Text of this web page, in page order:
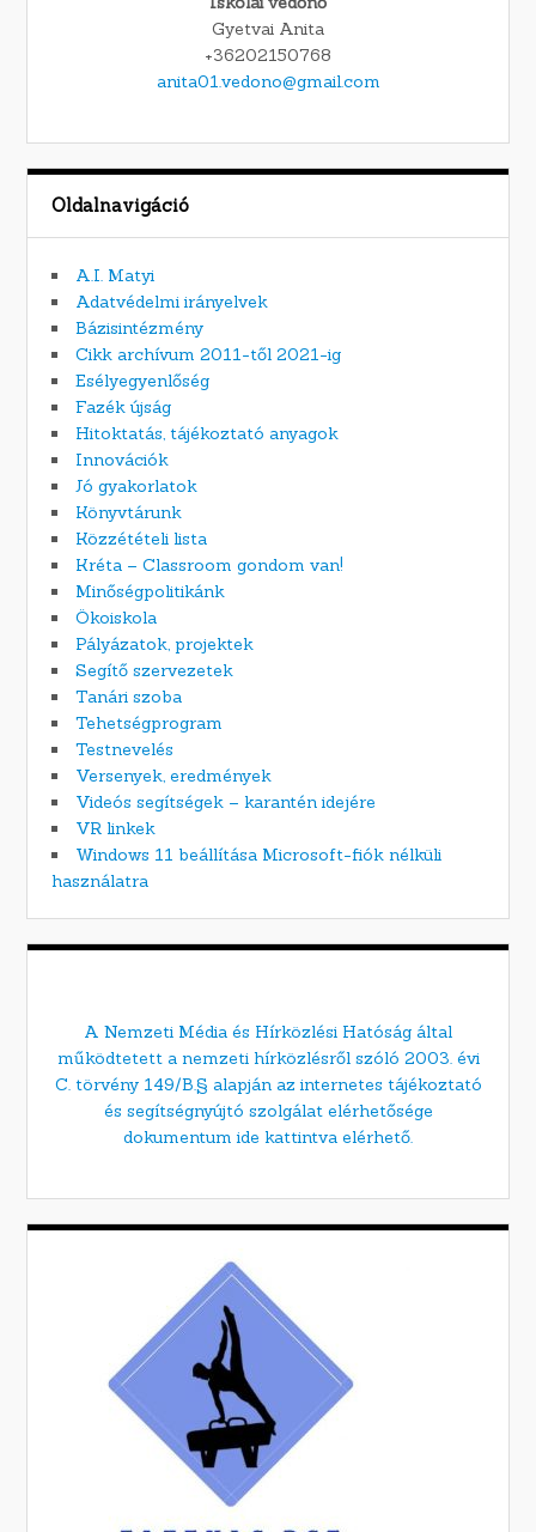
Gyetvai Anita
+36202150768
anita01.vedono@gmail.com
Oldalnavigáció
A.I. Matyi
Adatvédelmi irányelvek
Bázisintézmény
Cikk archívum 2011-től 2021-ig
Esélyegyenlőség
Fazék újság
Hitoktatás, tájékoztató anyagok
Innovációk
Jó gyakorlatok
Könyvtárunk
Közzétételi lista
Kréta – Classroom gondom van!
Minőségpolitikánk
Ökoiskola
Pályázatok, projektek
Segítő szervezetek
Tanári szoba
Tehetségprogram
Testnevelés
Versenyek, eredmények
Videós segítségek – karantén idejére
VR linkek
Windows 11 beállítása Microsoft-fiók nélküli
használatra
A Nemzeti Média és Hírközlési Hatóság által
működtetett a nemzeti hírközlésről szóló 2003. évi
C. törvény 149/B.§ alapján az internetes tájékoztató
és segítségnyújtó szolgálat elérhetősége
dokumentum ide kattintva elérhető.